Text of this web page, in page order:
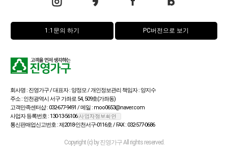
1:1문의 하기 PC버전으로 보기
회사명 : 진영가구 / 대표자 : 양정모 / 개인정보관리 책임자 : 양지수
주소 : 인천광역시 서구 가좌로 54, 509호(가좌동)
고객만족센터샵 : 032-677-9491 / 메일 : moo0653@naver.com
사업자 등록번호 : 130-13-56106
통신판매업신고번호 : 제2018-인천서구-0116호 / FAX : 032-577-0686
Copyright (c) by 진영가구 All rights reserved.